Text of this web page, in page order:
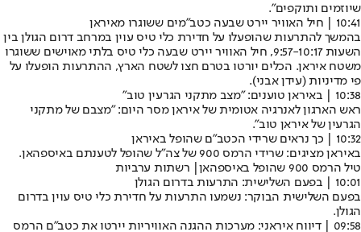
שיוזמים ותוקפים״.
10:41 | חיל האוויר יירט שבעה כטב״מים ששוגרו מאיראן
בהמשך להתרעות שהופעלו על חדירת כלי טיס עוין במרחב דרום הגולן בין
השעות 9:57-10:17, חיל האוויר יירט שבעה כלי טיס בלתי מאוישים ששוגרו
משטח איראן. הכלים יורטו בטרם חצו לשטח הארץ, ההתרעות הופעלו על
פי מדיניות (עידן אבני).
10:38 | באיראן טוענים: "מצב מתקני הגרעין טוב"
ראש הארגון לאנרגיה אטומית של איראן מסר היום: "מצבם של מתקני
הגרעין של איראן טוב".
10:32 | כך נראים שרידי הכטב"ם שהופל באיראן
באיראן מציגים: שרידי הרמס 900 של צה״ל שהופל לטענתם באיספהאן.
טיל הרמס 900 שהופל באיספהאן| רשתות ערביות
10:01 | בפעם השלישית: התרעות בדרום הגולן
בפעם השלישית הבוקר: נשמעו התרעות על חדירת כלי טיס עוין בדרום
הגולן.
09:58 | דיווח איראני: מערכות ההגנה האוויריות יירטו את כטב"ם הרמס